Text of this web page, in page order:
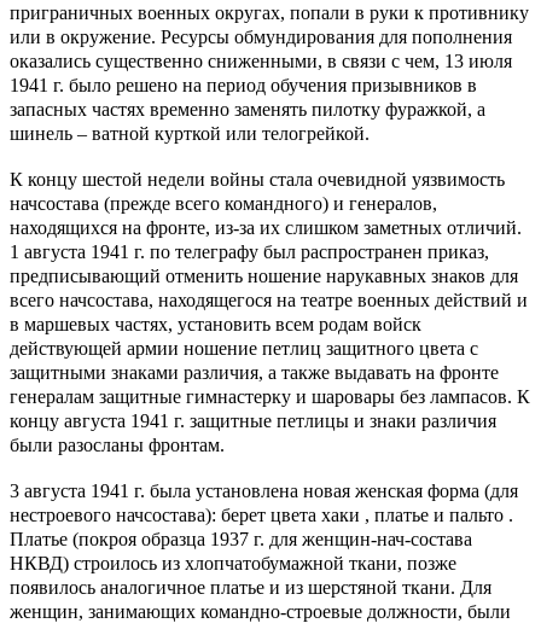
приграничных военных округах, попали в руки к противнику
или в окружение. Ресурсы обмундирования для пополнения
оказались существенно сниженными, в связи с чем, 13 июля
1941 г. было решено на период обучения призывников в
запасных частях временно заменять пилотку фуражкой, а
шинель – ватной курткой или телогрейкой.
К концу шестой недели войны стала очевидной уязвимость
начсостава (прежде всего командного) и генералов,
находящихся на фронте, из-за их слишком заметных отличий.
1 августа 1941 г. по телеграфу был распространен приказ,
предписывающий отменить ношение нарукавных знаков для
всего начсостава, находящегося на театре военных действий и
в маршевых частях, установить всем родам войск
действующей армии ношение петлиц защитного цвета с
защитными знаками различия, а также выдавать на фронте
генералам защитные гимнастерку и шаровары без лампасов. К
концу августа 1941 г. защитные петлицы и знаки различия
были разосланы фронтам.
3 августа 1941 г. была установлена новая женская форма (для
нестроевого начсостава): берет цвета хаки , платье и пальто .
Платье (покроя образца 1937 г. для женщин-нач-состава
НКВД) строилось из хлопчатобумажной ткани, позже
появилось аналогичное платье и из шерстяной ткани. Для
женщин, занимающих командно-строевые должности, были